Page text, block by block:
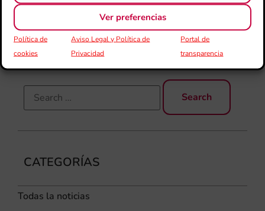
Ver preferencias
Política de
cookies
Aviso Legal y Política de
Privacidad
Portal de
transparencia
CATEGORÍAS
Todas la noticias